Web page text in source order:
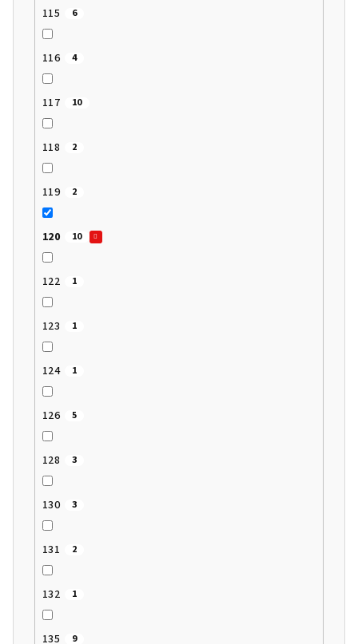
115 6
116 4
117 10
118 2
119 2
120 10
122 1
123 1
124 1
126 5
128 3
130 3
131 2
132 1
135 9